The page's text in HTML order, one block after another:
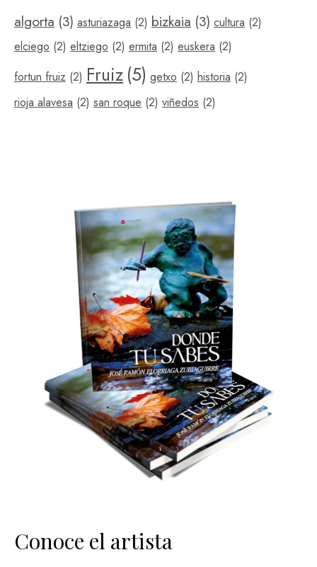
algorta (3) asturiazaga (2) bizkaia (3) cultura (2)
elciego (2) eltziego (2) ermita (2) euskera (2)
fortun fruiz (2) Fruiz(5) getxo (2) historia (2)
rioja alavesa (2) san roque (2) viñedos (2)
Conoce el artista